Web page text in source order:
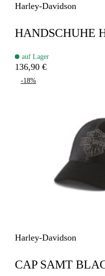
Harley-Davidson
HANDSCHUHE
auf Lager
136,90 €
-18%
Harley-Davidson
CAP SAMT